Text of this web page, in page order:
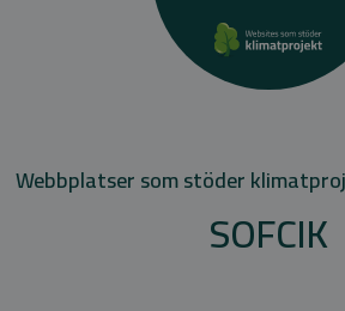
Webbplatser som stöder
SOFCIK